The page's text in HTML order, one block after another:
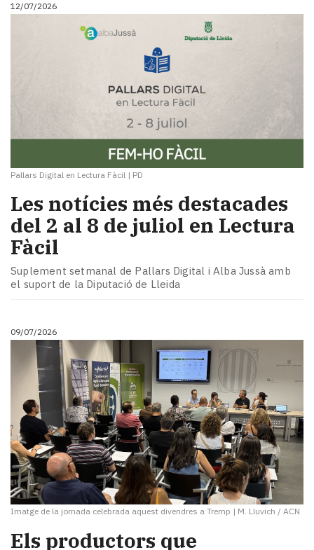
12/07/2026
Pallars Digital en Lectura Fàcil | PD
Les notícies més destacades
del 2 al 8 de juliol en Lectura
Fàcil
Suplement setmanal de Pallars Digital i Alba Jussà amb
el suport de la Diputació de Lleida
09/07/2026
Imatge de la jornada celebrada aquest divendres a Tremp | M. Lluvich / ACN
Els productors que